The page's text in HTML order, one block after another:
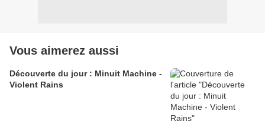
Vous aimerez aussi
Découverte du jour : Minuit Machine -
Violent Rains